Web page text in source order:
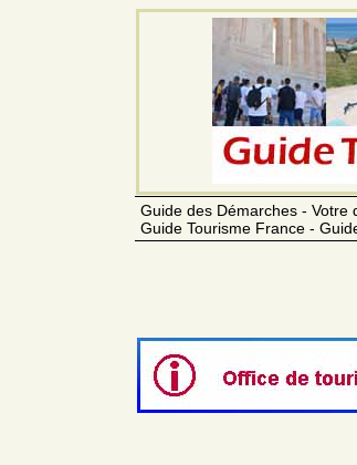
Guide des Démarches - Votre
Guide Tourisme France -